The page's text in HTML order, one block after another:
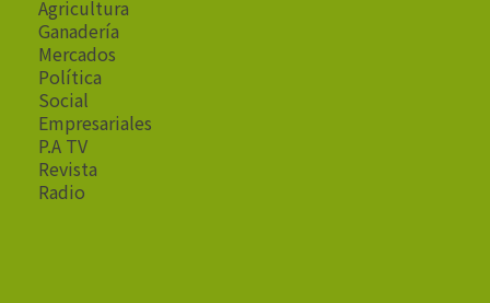
Agricultura
Ganadería
Mercados
Política
Social
Empresariales
P.A TV
Revista
Radio